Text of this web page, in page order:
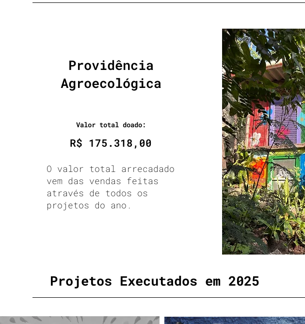
Providência
Agroecológica
Valor total doado:
​R$ 175.318,00
O valor total arrecadado
vem das vendas feitas
através de todos os
projetos do ano.
Projetos Executados em 2025